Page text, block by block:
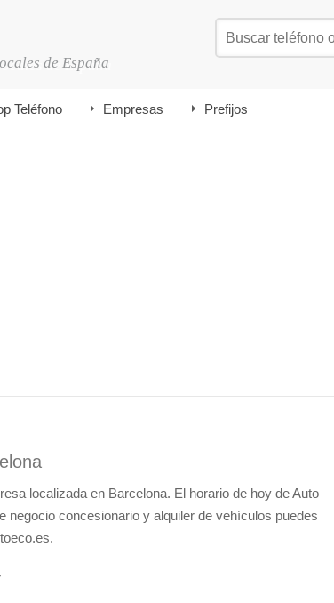
de España
Teléfono Empresas Prefijos
localizada en Barcelona. El horario de hoy de Auto
negocio concesionario y alquiler de vehículos puedes